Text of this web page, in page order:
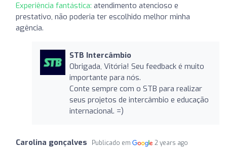
Experiência fantástica: atendimento atencioso e
prestativo, não poderia ter escolhido melhor minha
agência.
STB Intercâmbio
Obrigada, Vitória! Seu feedback é muito
importante para nós.
Conte sempre com o STB para realizar
seus projetos de intercâmbio e educação
internacional. =)
Carolina gonçalves Publicado em 2 years ago